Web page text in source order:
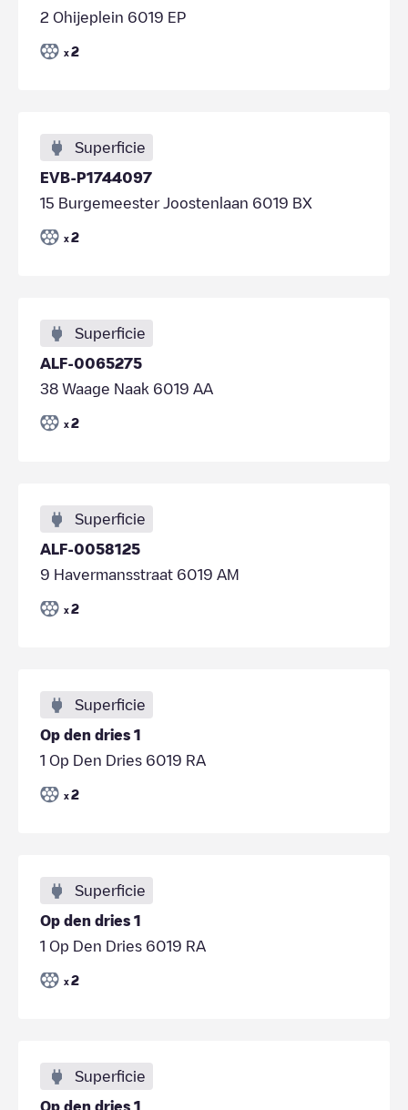
2 Ohijeplein 6019 EP
x 2
Superficie
EVB-P1744097
15 Burgemeester Joostenlaan 6019 BX
x 2
Superficie
ALF-0065275
38 Waage Naak 6019 AA
x 2
Superficie
ALF-0058125
9 Havermansstraat 6019 AM
x 2
Superficie
Op den dries 1
1 Op Den Dries 6019 RA
x 2
Superficie
Op den dries 1
1 Op Den Dries 6019 RA
x 2
Superficie
Op den dries 1